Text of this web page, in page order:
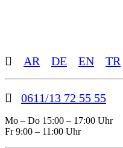
Toggle
Sliding
Bar
AR DE EN TR
0611/13 72 55 55
Mo – Do 15:00 – 17:00 Uhr
Fr 9:00 – 11:00 Uhr